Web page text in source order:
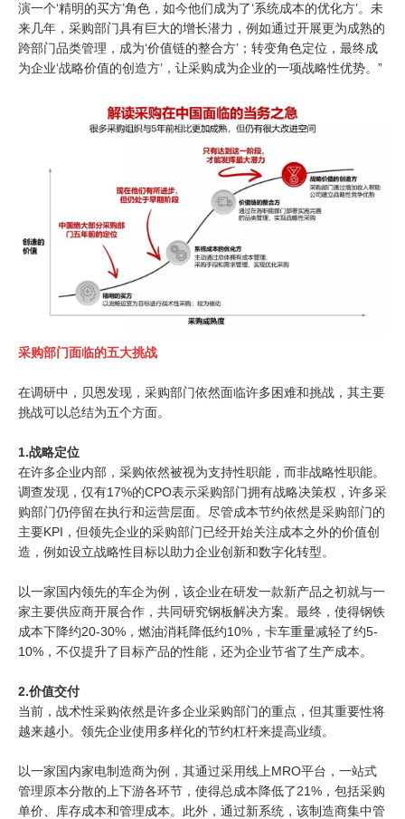
演一个‘精明的买方’角色，如今他们成为了‘系统成本的优化方’。未
来几年，采购部门具有巨大的增长潜力，例如通过开展更为成熟的
跨部门品类管理，成为‘价值链的整合方’；转变角色定位，最终成
为企业‘战略价值的创造方’，让采购成为企业的一项战略性优势。”
采购部门面临的五大挑战
在调研中，贝恩发现，采购部门依然面临许多困难和挑战，其主要
挑战可以总结为五个方面。
1.战略定位
在许多企业内部，采购依然被视为支持性职能，而非战略性职能。
调查发现，仅有17%的CPO表示采购部门拥有战略决策权，许多采
购部门仍停留在执行和运营层面。尽管成本节约依然是采购部门的
主要KPI，但领先企业的采购部门已经开始关注成本之外的价值创
造，例如设立战略性目标以助力企业创新和数字化转型。
以一家国内领先的车企为例，该企业在研发一款新产品之初就与一
家主要供应商开展合作，共同研究钢板解决方案。最终，使得钢铁
成本下降约20-30%，燃油消耗降低约10%，卡车重量减轻了约5-
10%，不仅提升了目标产品的性能，还为企业节省了生产成本。
2.价值交付
当前，战术性采购依然是许多企业采购部门的重点，但其重要性将
越来越小。领先企业使用多样化的节约杠杆来提高业绩。
以一家国内家电制造商为例，其通过采用线上MRO平台，一站式
管理原本分散的上下游各环节，使得总成本降低了21%，包括采购
单价、库存成本和管理成本。此外，通过新系统，该制造商集中管